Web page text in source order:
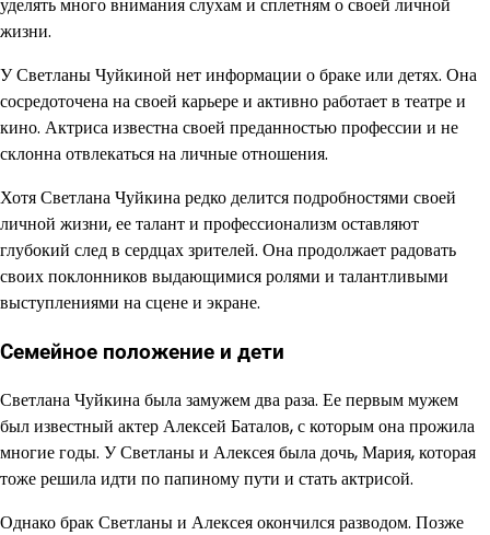
жизни.
У Светланы Чуйкиной нет информации о браке или детях. Она
сосредоточена на своей карьере и активно работает в театре и
кино. Актриса известна своей преданностью профессии и не
склонна отвлекаться на личные отношения.
Хотя Светлана Чуйкина редко делится подробностями своей
личной жизни, ее талант и профессионализм оставляют
глубокий след в сердцах зрителей. Она продолжает радовать
своих поклонников выдающимися ролями и талантливыми
выступлениями на сцене и экране.
Семейное положение и дети
Светлана Чуйкина была замужем два раза. Ее первым мужем
был известный актер Алексей Баталов, с которым она прожила
многие годы. У Светланы и Алексея была дочь, Мария, которая
тоже решила идти по папиному пути и стать актрисой.
Однако брак Светланы и Алексея окончился разводом. Позже